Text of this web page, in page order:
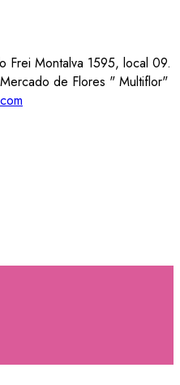
Frei Montalva 1595, local 09.
de Flores " Multiflor"